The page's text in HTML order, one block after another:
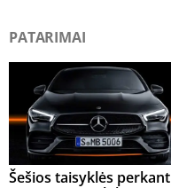
PATARIMAI
Šešios taisyklės perkant